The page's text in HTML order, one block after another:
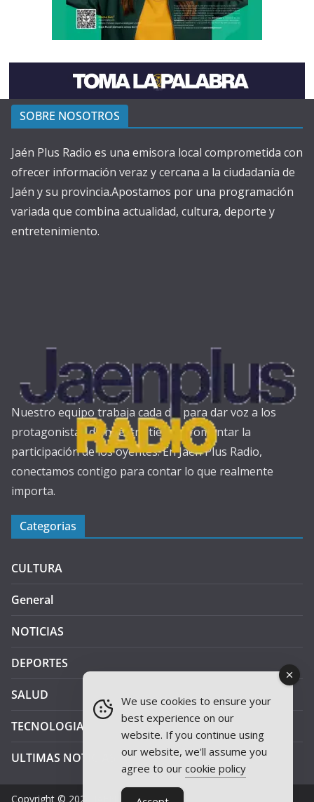
SOBRE NOSOTROS
Jaén Plus Radio es una emisora local comprometida con
ofrecer información veraz y cercana a la ciudadanía de
Jaén y su provincia.Apostamos por una programación
variada que combina actualidad, cultura, deporte y
entretenimiento.
Nuestro equipo trabaja cada día para dar voz a los
protagonistas de nuestra tierra y fomentar la
participación de los oyentes. En Jaén Plus Radio,
conectamos contigo para contar lo que realmente
importa.
Categorias
CULTURA
General
NOTICIAS
DEPORTES
SALUD
TECNOLOGIA
ULTIMAS NOTICIAS
Copyright © 2026 JAEN PLUS RADIO
We use cookies to ensure your
best experience on our
website. If you continue using
our website, we'll assume you
agree to our cookie policy